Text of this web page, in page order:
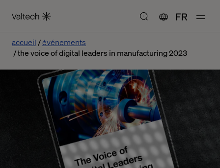
FR
accueil
événements
the voice of digital leaders in manufacturing 2023